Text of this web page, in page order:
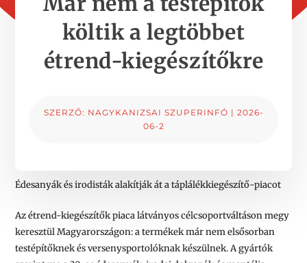
költik a legtöbbet
étrend-kiegészítőkre
SZERZŐ: NAGYKANIZSAI SZUPERINFÓ | 2026-
06-2
Édesanyák és irodisták alakítják át a táplálékkiegészítő-piacot
Az étrend-kiegészítők piaca látványos célcsoportváltáson megy
keresztül Magyarországon: a termékek már nem elsősorban
testépítőknek és versenysportolóknak készülnek. A gyártók